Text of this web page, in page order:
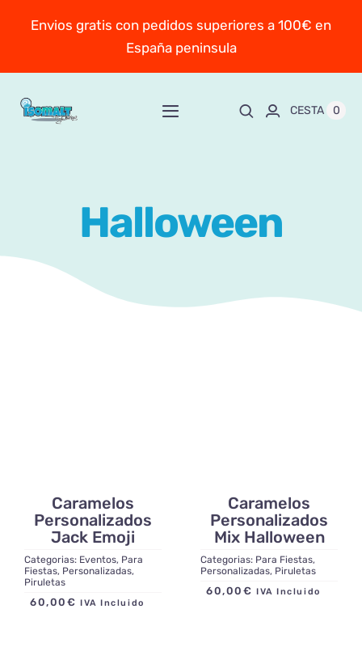
Envios gratis con pedidos superiores a 100€ en
España peninsula
Toggle
Personaliza y encarga
CESTA 0
Halloween
Caramelos
Personalizados
Jack Emoji
Categorias: Eventos, Para
Fiestas, Personalizadas,
Piruletas
60,00 € IVA Incluido
Caramelos
Personalizados
Mix Halloween
Categorias: Para Fiestas,
Personalizadas, Piruletas
60,00 € IVA Incluido